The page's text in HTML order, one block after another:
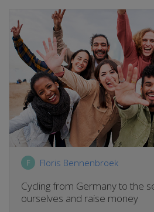
F Floris Bennenbroek
Cycling from Germany to the
ourselves and raise money